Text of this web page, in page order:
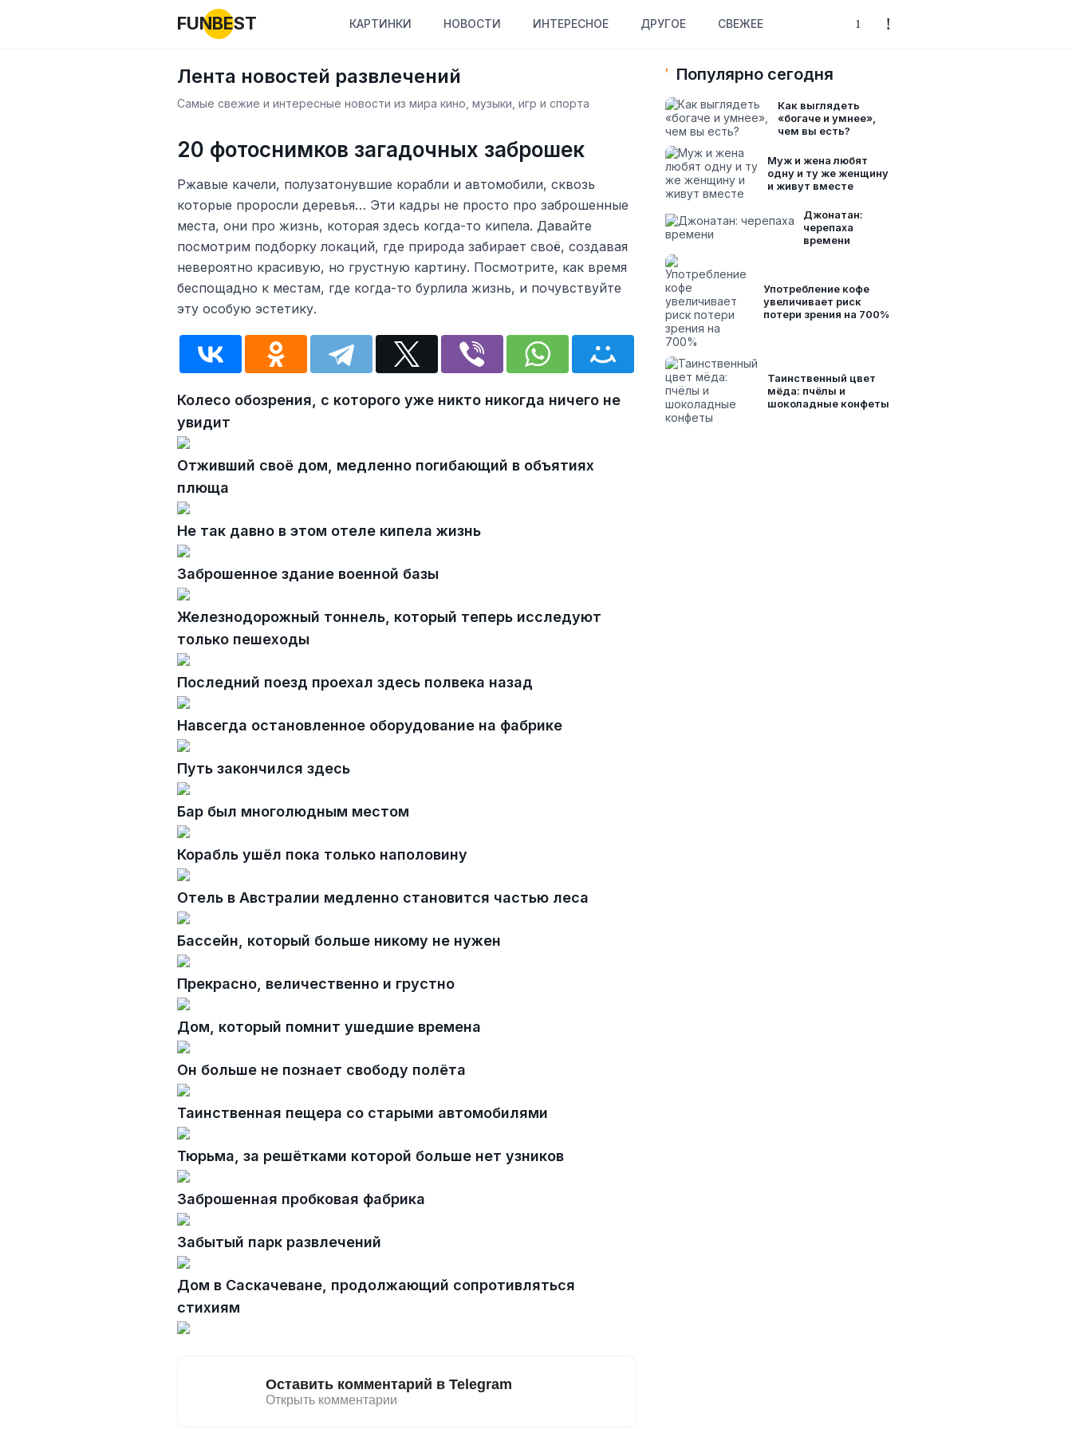
FUNBEST КАРТИНКИ НОВОСТИ ИНТЕРЕСНОЕ ДРУГОЕ СВЕЖЕЕ
Лента новостей развлечений
Самые свежие и интересные новости из мира кино, музыки, игр и спорта
20 фотоснимков загадочных заброшек
Ржавые качели, полузатонувшие корабли и автомобили, сквозь
которые проросли деревья… Эти кадры не просто про заброшенные
места, они про жизнь, которая здесь когда-то кипела. Давайте
посмотрим подборку локаций, где природа забирает своё, создавая
невероятно красивую, но грустную картину. Посмотрите, как время
беспощадно к местам, где когда-то бурлила жизнь, и почувствуйте
эту особую эстетику.
Колесо обозрения, с которого уже никто никогда ничего не
увидит
Отживший своё дом, медленно погибающий в объятиях
плюща
Не так давно в этом отеле кипела жизнь
Заброшенное здание военной базы
Железнодорожный тоннель, который теперь исследуют
только пешеходы
Последний поезд проехал здесь полвека назад
Навсегда остановленное оборудование на фабрике
Путь закончился здесь
Бар был многолюдным местом
Корабль ушёл пока только наполовину
Отель в Австралии медленно становится частью леса
Бассейн, который больше никому не нужен
Прекрасно, величественно и грустно
Дом, который помнит ушедшие времена
Он больше не познает свободу полёта
Таинственная пещера со старыми автомобилями
Тюрьма, за решётками которой больше нет узников
Заброшенная пробковая фабрика
Забытый парк развлечений
Дом в Саскачеване, продолжающий сопротивляться
стихиям
Популярно сегодня
Как выглядеть
«богаче и умнее»,
чем вы есть?
Муж и жена любят
одну и ту же женщину
и живут вместе
Джонатан:
черепаха
времени
Употребление кофе
увеличивает риск
потери зрения на 700%
Таинственный цвет
мёда: пчёлы и
шоколадные конфеты